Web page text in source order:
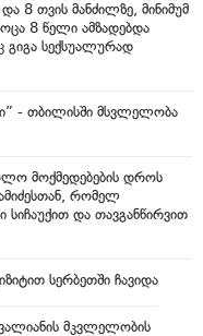
8 თვის მანძილზე, მინიმუმ
8 წელი ამზადებდა
გიგა სექსუალურად
- თბილისში მსვლელობა
მოქმედებების დროს
რომელ
სიჩაუქით და თავგანწირვით
სერბეთში ჩავიდა
მკვლელობის